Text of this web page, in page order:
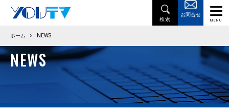
お問合せ
ホーム > NEWS
NEWS